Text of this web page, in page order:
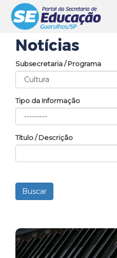
Notícias
Subsecretaria / Programa
Tipo da Informação
Título / Descrição